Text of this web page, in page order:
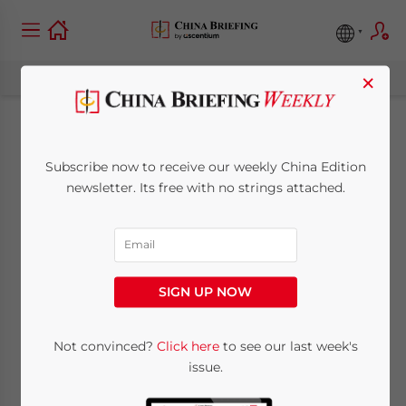
Chinas Drei-Kinder-
Politik: Was sie für
die Wirtschaft
bedeutet
Written byDezan Shira & Associates
×
Subscribe now to receive our weekly China Edition
newsletter. Its free with no strings attached.
SIGN UP NOW
Not convinced? Click hereto see our last week's
issue.